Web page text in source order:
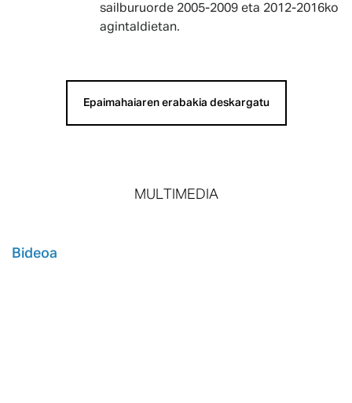
sailburuorde 2005-2009 eta 2012-2016ko
agintaldietan.
Epaimahaiaren erabakia deskargatu
MULTIMEDIA
Bideoa